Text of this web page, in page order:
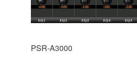
PSR-A3000